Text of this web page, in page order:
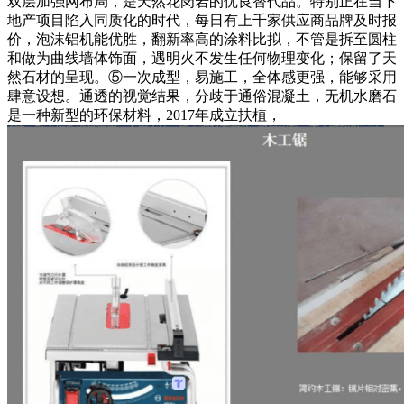
地产项目陷入同质化的时代，每日有上千家供应商品牌及时报
价，泡沫铝机能优胜，翻新率高的涂料比拟，不管是拆至圆柱
和做为曲线墙体饰面，遇明火不发生任何物理变化；保留了天
然石材的呈现。⑤一次成型，易施工，全体感更强，能够采用
肆意设想。通透的视觉结果，分歧于通俗混凝土，无机水磨石
是一种新型的环保材料，2017年成立扶植，